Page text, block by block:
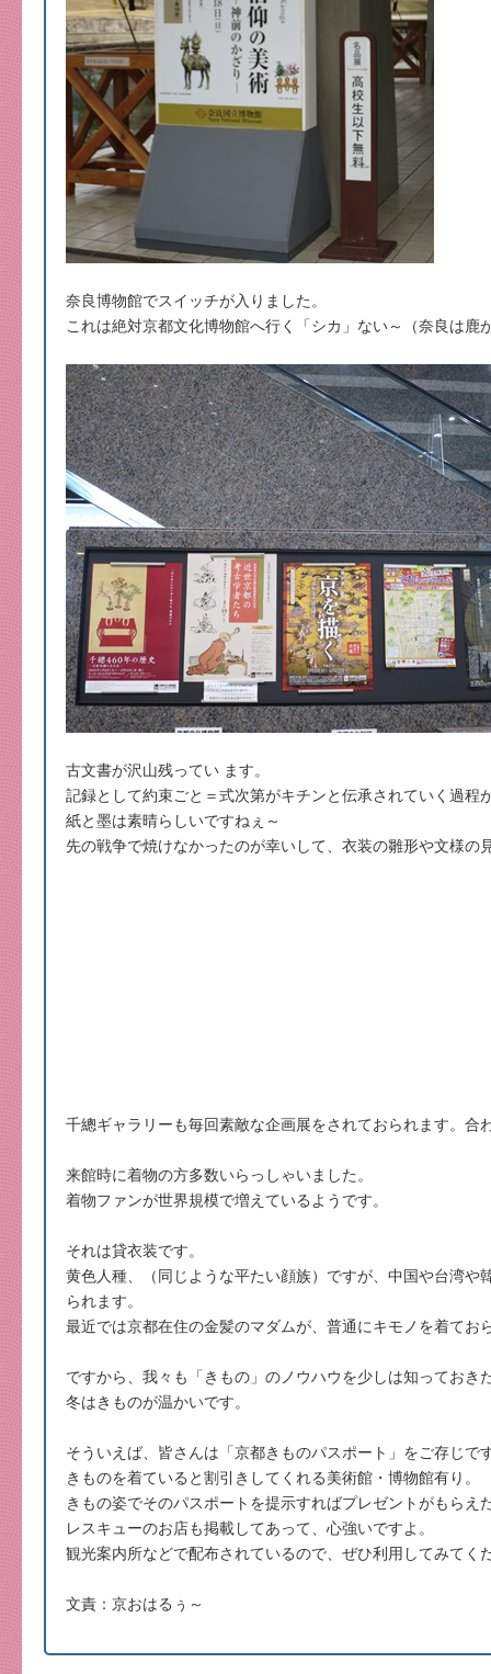
奈良博物館でスイッチが入りました。
これは絶対京都文化博物館へ行く「シカ」ない～（奈良は鹿
古文書が沢山残ってい ます。
記録として約束ごと＝式次第がキチンと伝承されていく過程
紙と墨は素晴らしいですねぇ～
先の戦争で焼けなかったのが幸いして、衣装の雛形や文様の
千總ギャラリーも毎回素敵な企画展をされておられます。合
来館時に着物の方多数いらっしゃいました。
着物ファンが世界規模で増えているようです。
それは貸衣装です。
黄色人種、（同じような平たい顔族）ですが、中国や台湾や
られます。
最近では京都在住の金髪のマダムが、普通にキモノを着てお
ですから、我々も「きもの」のノウハウを少しは知っておき
冬はきものが温かいです。
そういえば、皆さんは「京都きものパスポート」をご存じで
きものを着ていると割引きしてくれる美術館・博物館有り。
きもの姿でそのパスポートを提示すればプレゼントがもらえ
レスキューのお店も掲載してあって、心強いですよ。
観光案内所などで配布されているので、ぜひ利用してみてく
文責：京おはるぅ～